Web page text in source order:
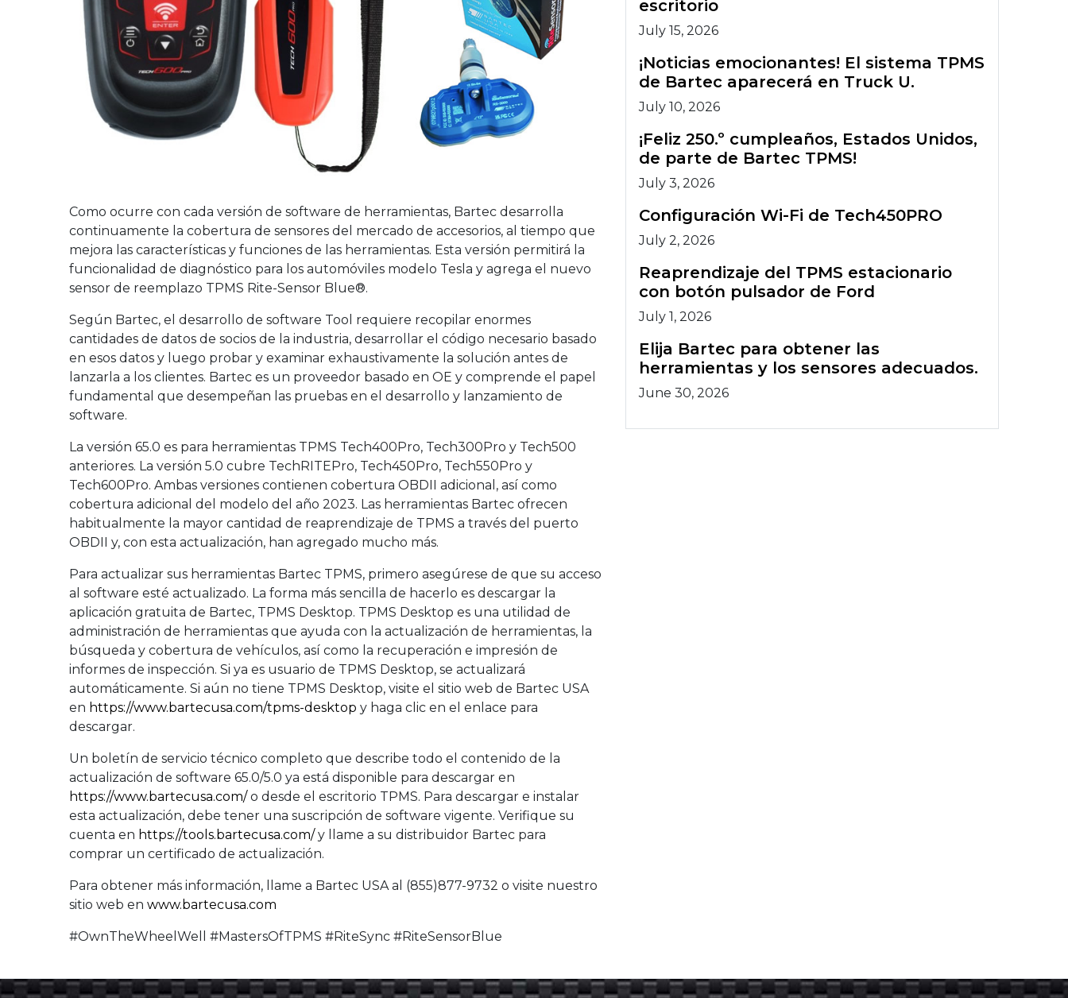
Como ocurre con cada versión de software de herramientas, Bartec desarrolla
continuamente la cobertura de sensores del mercado de accesorios, al tiempo que
mejora las características y funciones de las herramientas. Esta versión permitirá la
funcionalidad de diagnóstico para los automóviles modelo Tesla y agrega el nuevo
sensor de reemplazo TPMS Rite-Sensor Blue®.
Según Bartec, el desarrollo de software Tool requiere recopilar enormes
cantidades de datos de socios de la industria, desarrollar el código necesario basado
en esos datos y luego probar y examinar exhaustivamente la solución antes de
lanzarla a los clientes. Bartec es un proveedor basado en OE y comprende el papel
fundamental que desempeñan las pruebas en el desarrollo y lanzamiento de
software.
La versión 65.0 es para herramientas TPMS Tech400Pro, Tech300Pro y Tech500
anteriores. La versión 5.0 cubre TechRITEPro, Tech450Pro, Tech550Pro y
Tech600Pro. Ambas versiones contienen cobertura OBDII adicional, así como
cobertura adicional del modelo del año 2023. Las herramientas Bartec ofrecen
habitualmente la mayor cantidad de reaprendizaje de TPMS a través del puerto
OBDII y, con esta actualización, han agregado mucho más.
Para actualizar sus herramientas Bartec TPMS, primero asegúrese de que su acceso
al software esté actualizado. La forma más sencilla de hacerlo es descargar la
aplicación gratuita de Bartec, TPMS Desktop. TPMS Desktop es una utilidad de
administración de herramientas que ayuda con la actualización de herramientas, la
búsqueda y cobertura de vehículos, así como la recuperación e impresión de
informes de inspección. Si ya es usuario de TPMS Desktop, se actualizará
automáticamente. Si aún no tiene TPMS Desktop, visite el sitio web de Bartec USA
en https://www.bartecusa.com/tpms-desktop y haga clic en el enlace para
descargar.
Un boletín de servicio técnico completo que describe todo el contenido de la
actualización de software 65.0/5.0 ya está disponible para descargar en
https://www.bartecusa.com/o desde el escritorio TPMS. Para descargar e instalar
esta actualización, debe tener una suscripción de software vigente. Verifique su
cuenta en https://tools.bartecusa.com/y llame a su distribuidor Bartec para
comprar un certificado de actualización.
Para obtener más información, llame a Bartec USA al (855)877-9732 o visite nuestro
sitio web en www.bartecusa.com
#OwnTheWheelWell #MastersOfTPMS #RiteSync #RiteSensorBlue
escritorio
July 15, 2026
¡Noticias emocionantes! El sistema TPMS
de Bartec aparecerá en Truck U.
July 10, 2026
¡Feliz 250.º cumpleaños, Estados Unidos,
de parte de Bartec TPMS!
July 3, 2026
Configuración Wi-Fi de Tech450PRO
July 2, 2026
Reaprendizaje del TPMS estacionario
con botón pulsador de Ford
July 1, 2026
Elija Bartec para obtener las
herramientas y los sensores adecuados.
June 30, 2026